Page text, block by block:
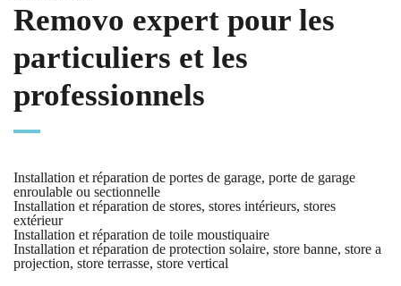
Removo expert pour les
particuliers et les
professionnels
Installation et réparation de portes de garage, porte de garage
enroulable ou sectionnelle
Installation et réparation de stores, stores intérieurs, stores
extérieur
Installation et réparation de toile moustiquaire
Installation et réparation de protection solaire, store banne, store a
projection, store terrasse, store vertical